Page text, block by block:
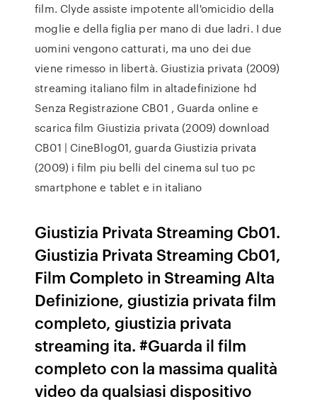
film. Clyde assiste impotente all'omicidio della
moglie e della figlia per mano di due ladri. I due
uomini vengono catturati, ma uno dei due
viene rimesso in libertà. Giustizia privata (2009)
streaming italiano film in altadefinizione hd
Senza Registrazione CB01 , Guarda online e
scarica film Giustizia privata (2009) download
CB01 | CineBlog01, guarda Giustizia privata
(2009) i film piu belli del cinema sul tuo pc
smartphone e tablet e in italiano
Giustizia Privata Streaming Cb01.
Giustizia Privata Streaming Cb01,
Film Completo in Streaming Alta
Definizione, giustizia privata film
completo, giustizia privata
streaming ita. #Guarda il film
completo con la massima qualità
video da qualsiasi dispositivo